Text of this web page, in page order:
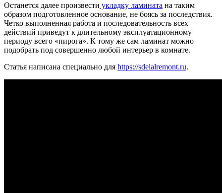
Останется далее произвести укладку ламината на таким
образом подготовленное основание, не боясь за последствия.
Четко выполненная работа и последовательность всех
действий приведут к длительному эксплуатационному
периоду всего «пирога». К тому же сам ламинат можно
подобрать под совершенно любой интерьер в комнате.
Статья написана специально для https://sdelalremont.ru.